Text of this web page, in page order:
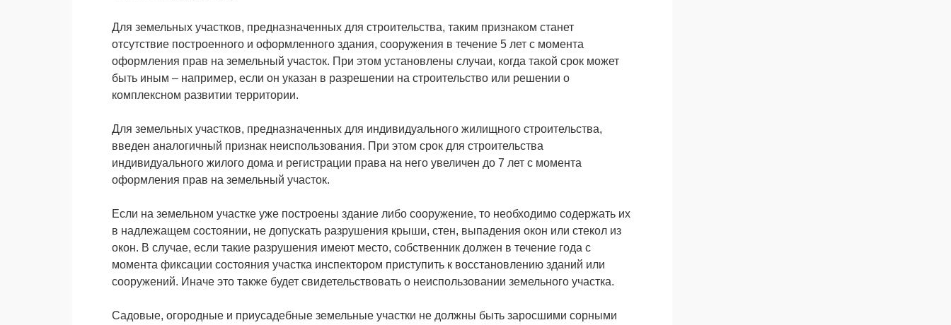
Для земельных участков, предназначенных для строительства, таким признаком станет
отсутствие построенного и оформленного здания, сооружения в течение 5 лет с момента
оформления прав на земельный участок. При этом установлены случаи, когда такой срок может
быть иным – например, если он указан в разрешении на строительство или решении о
комплексном развитии территории.
Для земельных участков, предназначенных для индивидуального жилищного строительства,
введен аналогичный признак неиспользования. При этом срок для строительства
индивидуального жилого дома и регистрации права на него увеличен до 7 лет с момента
оформления прав на земельный участок.
Если на земельном участке уже построены здание либо сооружение, то необходимо содержать их
в надлежащем состоянии, не допускать разрушения крыши, стен, выпадения окон или стекол из
окон. В случае, если такие разрушения имеют место, собственник должен в течение года с
момента фиксации состояния участка инспектором приступить к восстановлению зданий или
сооружений. Иначе это также будет свидетельствовать о неиспользовании земельного участка.
Садовые, огородные и приусадебные земельные участки не должны быть заросшими сорными